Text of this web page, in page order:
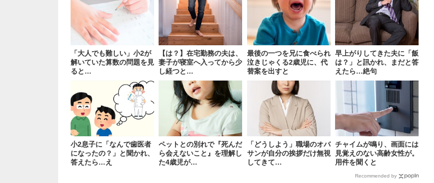
「大人でも難しい」小2が
解いていた算数の問題を見
ると…
【は？】在宅勤務の夫は、
妻子が寝室へ入ってから少
し経つと…
最後の一つを兄に食べられ
泣きじゃくる2歳児に、代
替案を出すと
早上がりしてきた夫に「飯
は？」と訊かれ、まだと答
えたら…絶句
小2息子に「なんで歯医者
になったの？」と聞かれ、
答えたら…え
ペットとの別れで『死んだ
ら会えないこと』を理解し
た4歳児が…
「どうしよう」職場のオバ
サンが自分の挨拶だけ無視
してきて…
チャイムが鳴り、画面には
見覚えのない高齢女性が。
用件を聞くと
Recommended by